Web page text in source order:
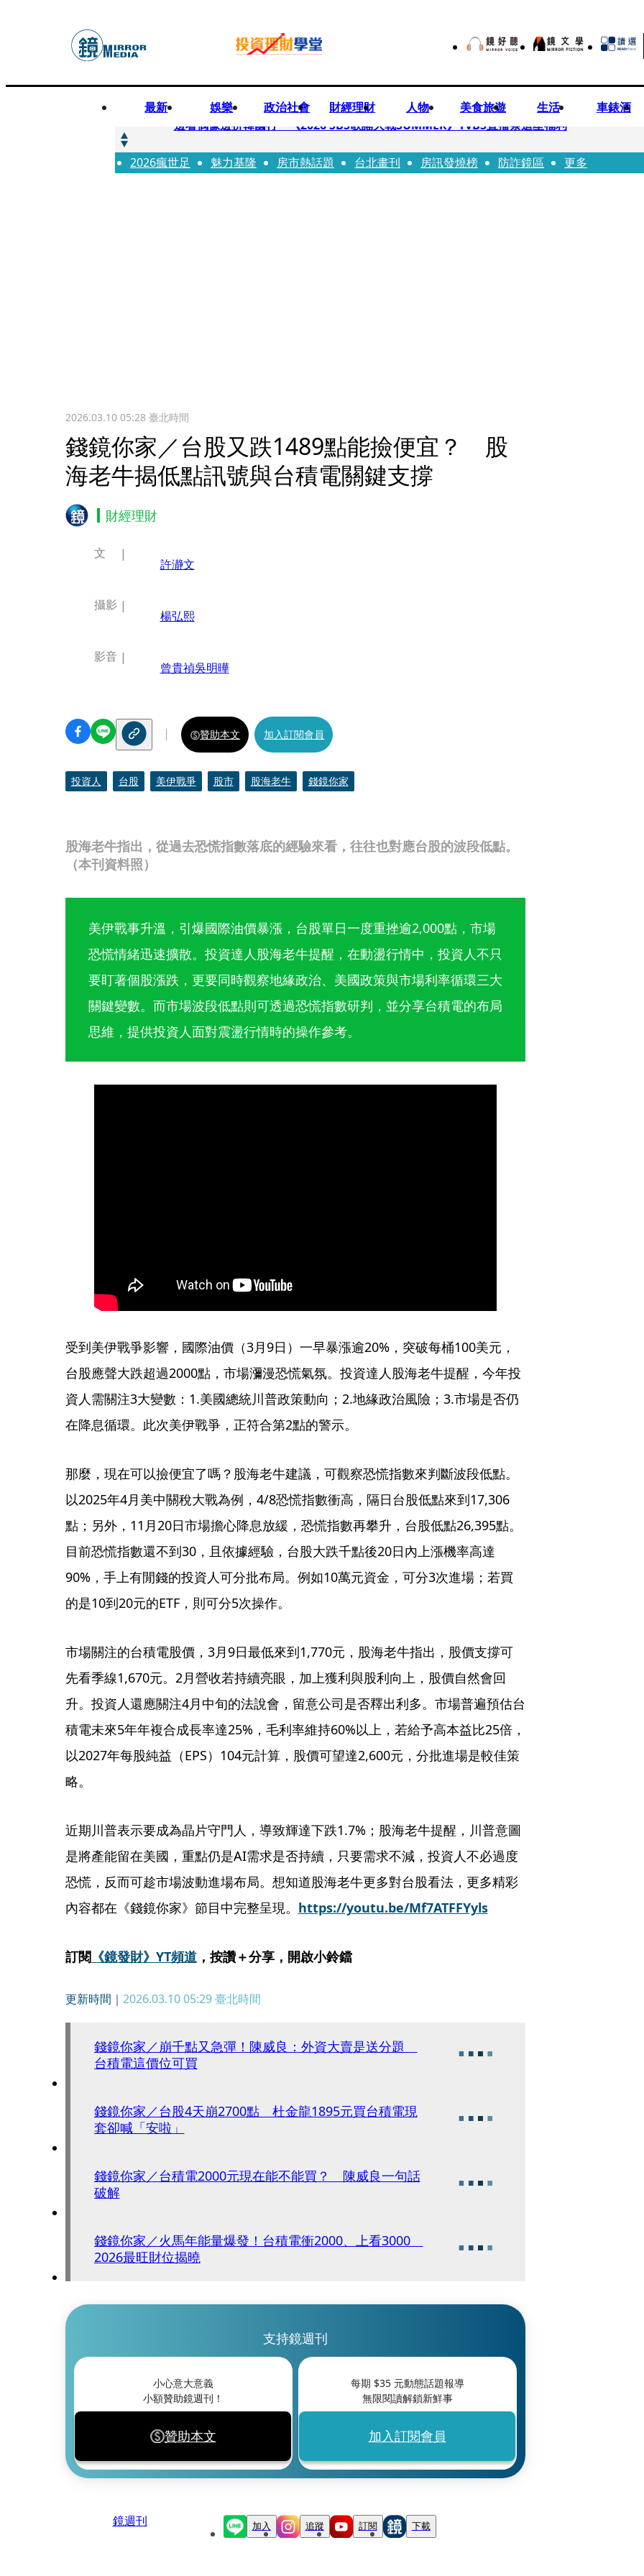
最新 娛樂 政治社會 財經理財 人物 美食旅遊 生活 車錶酒
快訊
邊看偶像邊拚韓國行 《2026 SBS歌謠大戰SUMMER》TVBS直播祭追星福利
快訊
代誌大條火急跳船？ 宏碁派任李文詳接掌兆基屋管2天就喊撤出！
2026瘋世足 魅力基隆 房市熱話題 台北畫刊 房訊發燒榜 防詐鏡區 更多
2026.03.10 05:28臺北時間
錢鏡你家／台股又跌1489點能撿便宜？ 股
海老牛揭低點訊號與台積電關鍵支撐
財經理財
股海老牛指出，從過去恐慌指數落底的經驗來看，往往也對應台股的波段低點。
（本刊資料照）
文
許瀞文
攝影
楊弘熙
影音
曾貴禎吳明曄
贊助本文 加入訂閱會員
投資人 台股 美伊戰爭 股市 股海老牛 錢鏡你家
美伊戰事升溫，引爆國際油價暴漲，台股單日一度重挫逾2,000點，市場
恐慌情緒迅速擴散。投資達人股海老牛提醒，在動盪行情中，投資人不只
要盯著個股漲跌，更要同時觀察地緣政治、美國政策與市場利率循環三大
關鍵變數。而市場波段低點則可透過恐慌指數研判，並分享台積電的布局
思維，提供投資人面對震盪行情時的操作參考。
受到美伊戰爭影響，國際油價（3月9日）一早暴漲逾20%，突破每桶100美元，
台股應聲大跌超過2000點，市場瀰漫恐慌氣氛。投資達人股海老牛提醒，今年投
資人需關注3大變數：1.美國總統川普政策動向；2.地緣政治風險；3.市場是否仍
在降息循環。此次美伊戰爭，正符合第2點的警示。
那麼，現在可以撿便宜了嗎？股海老牛建議，可觀察恐慌指數來判斷波段低點。
以2025年4月美中關稅大戰為例，4/8恐慌指數衝高，隔日台股低點來到17,306
點；另外，11月20日市場擔心降息放緩，恐慌指數再攀升，台股低點26,395點。
目前恐慌指數還不到30，且依據經驗，台股大跌千點後20日內上漲機率高達
90%，手上有閒錢的投資人可分批布局。例如10萬元資金，可分3次進場；若買
的是10到20元的ETF，則可分5次操作。
市場關注的台積電股價，3月9日最低來到1,770元，股海老牛指出，股價支撐可
先看季線1,670元。2月營收若持續亮眼，加上獲利與股利向上，股價自然會回
升。投資人還應關注4月中旬的法說會，留意公司是否釋出利多。市場普遍預估台
積電未來5年年複合成長率達25%，毛利率維持60%以上，若給予高本益比25倍，
以2027年每股純益（EPS）104元計算，股價可望達2,600元，分批進場是較佳策
略。
近期川普表示要成為晶片守門人，導致輝達下跌1.7%；股海老牛提醒，川普意圖
是將產能留在美國，重點仍是AI需求是否持續，只要需求不減，投資人不必過度
恐慌，反而可趁市場波動進場布局。想知道股海老牛更多對台股看法，更多精彩
內容都在《錢鏡你家》節目中完整呈現。 https://youtu.be/Mf7ATFFYyls
訂閱《鏡發財》YT頻道，按讚＋分享，開啟小鈴鐺
更新時間｜ 2026.03.10 05:29臺北時間
錢鏡你家／崩千點又急彈！陳威良：外資大賣是送分題
台積電這價位可買
錢鏡你家／台股4天崩2700點 杜金龍1895元買台積電現
套卻喊「安啦」
錢鏡你家／台積電2000元現在能不能買？ 陳威良一句話
破解
錢鏡你家／火馬年能量爆發！台積電衝2000、上看3000
2026最旺財位揭曉
支持鏡週刊
小心意大意義
小額贊助鏡週刊！
贊助本文
每期 $35元動態話題報導
無限閱讀解鎖新鮮事
加入訂閱會員
鏡週刊 加入 追蹤 訂閱 下載